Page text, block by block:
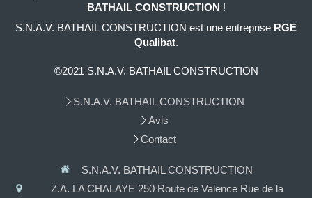
BATHAIL CONSTRUCTION !
S.N.A.V. BATHAIL CONSTRUCTION est une entreprise RGE
Qualibat.
©2021 S.N.A.V. BATHAIL CONSTRUCTION
S.N.A.V. BATHAIL CONSTRUCTION
Avis
Contact
S.N.A.V. BATHAIL CONSTRUCTION
Z.A. LA CHALAYE 250 Route de Valence Rue de la